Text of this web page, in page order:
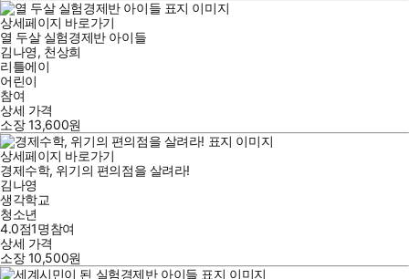
상세페이지 바로가기
열 두살 실험경제반 아이들
김나영, 천상희
리틀에이
어린이
참여
상세 가격
소장13,600원
상세페이지 바로가기
경제수학, 위기의 편의점을 살려라!
김나영
생각학교
청소년
4.0점1명참여
상세 가격
소장10,500원